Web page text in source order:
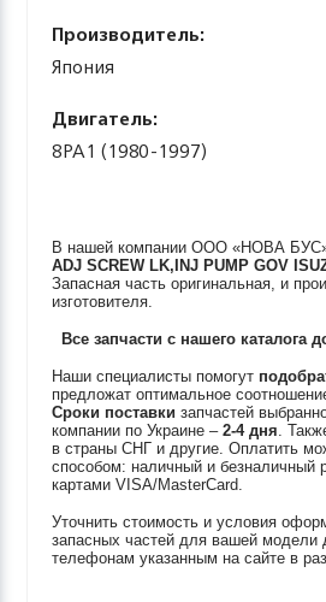
Производитель:
Япония
Двигатель:
8PA1 (1980-1997)
В нашей компании ООО «НОВА
ADJ SCREW LK,INJ PUMP GOV
Запасная часть оригинальная, и
изготовителя.
Все запчасти с нашего каталога
Наши специалисты помогут
предложат оптимальное
Сроки поставки запчастей
компании по Украине –2-4 дня.
в страны СНГ и другие. Оплатить
способом: наличный и безналичный
картами VISA/MasterCard.
Уточнить стоимость и условия
запасных частей для вашей модели
телефонам указанным на сайте в